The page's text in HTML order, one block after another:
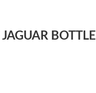
BOTTLE